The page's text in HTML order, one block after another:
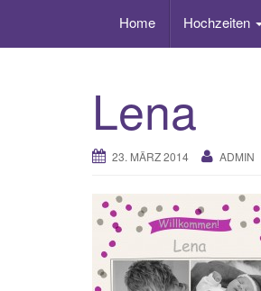
Home Hochzeiten
Lena
23. MÄRZ 2014 ADMIN